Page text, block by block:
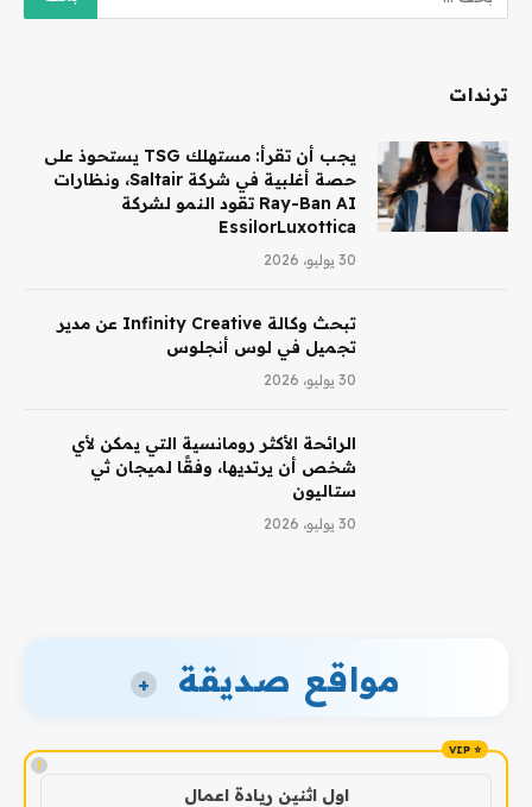
ترندات
يجب أن تقرأ: مستهلك TSG يستحوذ على
حصة أغلبية في شركة Saltair، ونظارات
Ray-Ban AI تقود النمو لشركة
EssilorLuxottica
30 يوليو، 2026
تبحث وكالة Infinity Creative عن مدير
تجميل في لوس أنجلوس
30 يوليو، 2026
الرائحة الأكثر رومانسية التي يمكن لأي
شخص أن يرتديها، وفقًا لميجان ثي
ستاليون
30 يوليو، 2026
مواقع صديقة +
!
اول اثنين ريادة اعمال